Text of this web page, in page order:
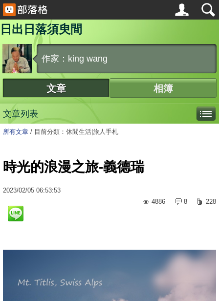
日出日落須臾間
作家：king wang
文章 相簿
文章列表
所有文章 / 目前分類：休閒生活|旅人手札
時光的浪漫之旅-義德瑞
2023/02/05 06:53:53
4886
8 228